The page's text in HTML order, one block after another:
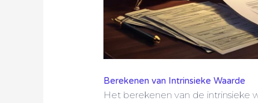
Berekenen van Intrinsieke Waarde
Het berekenen van de intrinsieke